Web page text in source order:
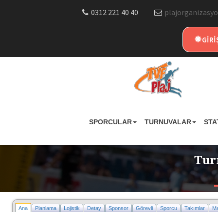
0312 221 40 40
SPORCULAR TURNUVALAR
Ana Planlama Lojistik Detay Sponsor Görevli Sporcu Takımlar